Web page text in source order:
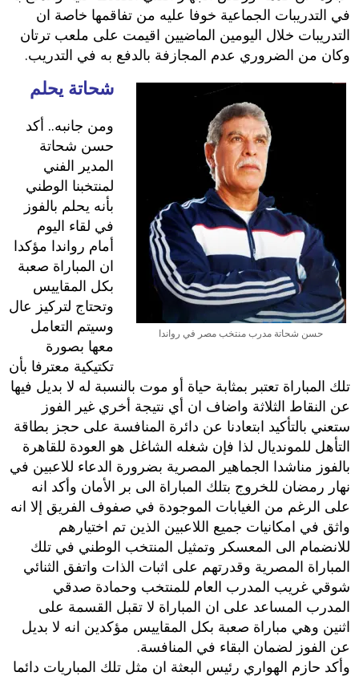
في التدريبات الجماعية خوفا عليه من تفاقمها خاصة ان
التدريبات خلال اليومين الماضيين اقيمت على ملعب ترتان
وكان من الضروري عدم المجازفة بالدفع به في التدريب.
حسن شحاتة مدرب منتخب مصر في رواندا
شحاتة يحلم
ومن جانبه.. أكد
حسن شحاتة
المدير الفني
لمنتخبنا الوطني
بأنه يحلم بالفوز
في لقاء اليوم
أمام رواندا مؤكدا
ان المباراة صعبة
بكل المقاييس
وتحتاج لتركيز عال
وسيتم التعامل
معها بصورة
تكتيكية معترفا بأن
تلك المباراة تعتبر بمثابة حياة أو موت بالنسبة له لا بديل فيها
عن النقاط الثلاثة واضاف ان أي نتيجة أخري غير الفوز
ستعني بالتأكيد ابتعادنا عن دائرة المنافسة على حجز بطاقة
التأهل للمونديال لذا فإن شغله الشاغل هو العودة للقاهرة
بالفوز مناشدا الجماهير المصرية بضرورة الدعاء للاعبين في
نهار رمضان للخروج بتلك المباراة الى بر الأمان وأكد انه
على الرغم من الغيابات الموجودة في صفوف الفريق إلا انه
واثق في امكانيات جميع اللاعبين الذين تم اختيارهم
للانضمام الى المعسكر وتمثيل المنتخب الوطني في تلك
المباراة المصرية وقدرتهم على اثبات الذات واتفق الثنائي
شوقي غريب المدرب العام للمنتخب وحمادة صدقي
المدرب المساعد على ان المباراة لا تقبل القسمة على
اثنين وهي مباراة صعبة بكل المقاييس مؤكدين انه لا بديل
عن الفوز لضمان البقاء في المنافسة.
وأكد حازم الهواري رئيس البعثة ان مثل تلك المباريات دائما